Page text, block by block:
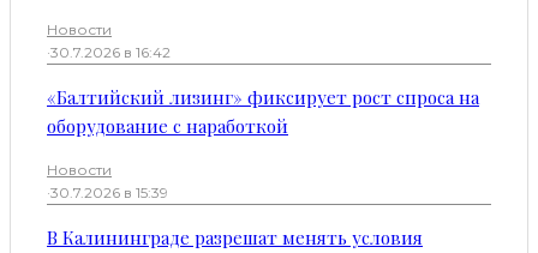
Новости
·30.7.2026 в 16:42
«Балтийский лизинг» фиксирует рост спроса на
оборудование с наработкой
Новости
·30.7.2026 в 15:39
В Калининграде разрешат менять условия